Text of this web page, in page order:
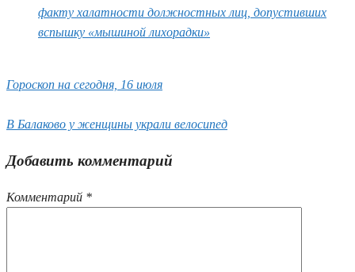
факту халатности должностных лиц, допустивших
вспышку «мышиной лихорадки»
Гороскоп на сегодня, 16 июля
В Балаково у женщины украли велосипед
Добавить комментарий
Комментарий *